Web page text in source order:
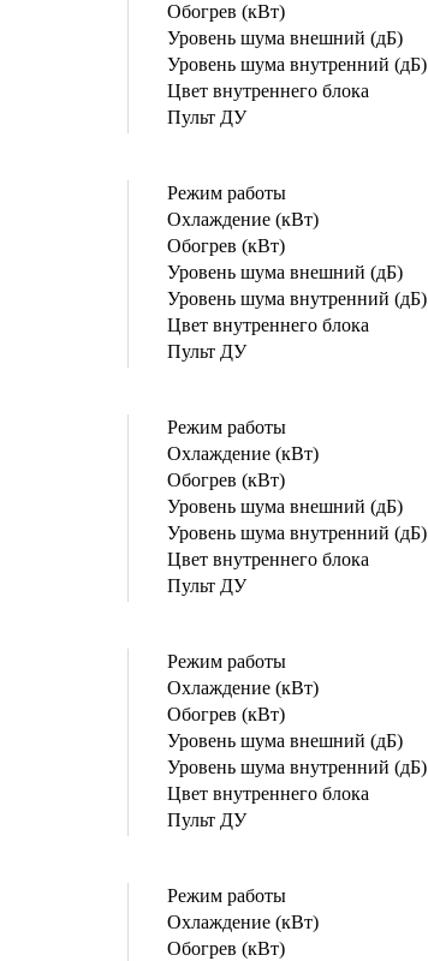
Обогрев (кВт)
Уровень шума внешний (дБ)
Уровень шума внутренний (дБ)
Цвет внутреннего блока
Пульт ДУ
Режим работы
Охлаждение (кВт)
Обогрев (кВт)
Уровень шума внешний (дБ)
Уровень шума внутренний (дБ)
Цвет внутреннего блока
Пульт ДУ
Режим работы
Охлаждение (кВт)
Обогрев (кВт)
Уровень шума внешний (дБ)
Уровень шума внутренний (дБ)
Цвет внутреннего блока
Пульт ДУ
Режим работы
Охлаждение (кВт)
Обогрев (кВт)
Уровень шума внешний (дБ)
Уровень шума внутренний (дБ)
Цвет внутреннего блока
Пульт ДУ
Режим работы
Охлаждение (кВт)
Обогрев (кВт)